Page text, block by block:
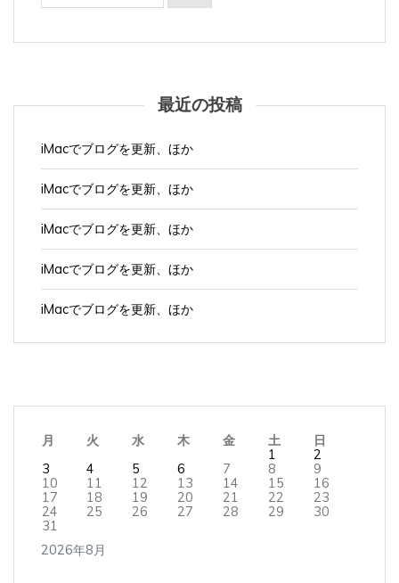
最近の投稿
iMacでブログを更新、ほか
iMacでブログを更新、ほか
iMacでブログを更新、ほか
iMacでブログを更新、ほか
iMacでブログを更新、ほか
2026年8月
月 火 水 木 金 土
日
1
2
3
4 5 6 7 8
9
10
11 12 13 14 15
16
17
18 19 20 21 22
23
24
25 26 27 28 29
30
31